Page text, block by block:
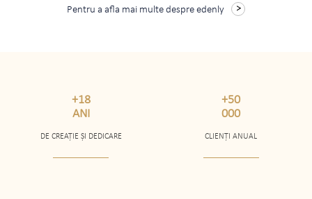
Pentru a afla mai multe despre edenly
+18
ANI
DE CREAȚIE ȘI DEDICARE
+50
000
CLIENȚI ANUAL